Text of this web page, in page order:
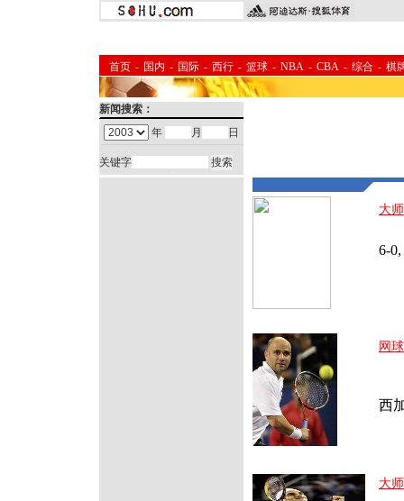
首页 - 国内 - 国际 - 西行 - 篮球 - NBA - CBA - 综合 - 棋
新闻搜索：
年
月 日
关键字
大
6-
网
西
大